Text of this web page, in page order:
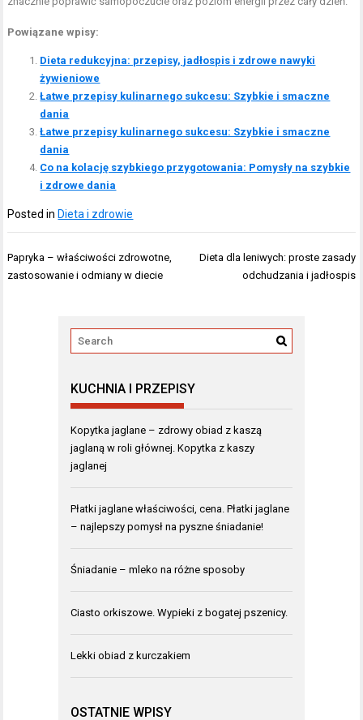
Powiązane wpisy:
Dieta redukcyjna: przepisy, jadłospis i zdrowe nawyki
żywieniowe
Łatwe przepisy kulinarnego sukcesu: Szybkie i smaczne
dania
Łatwe przepisy kulinarnego sukcesu: Szybkie i smaczne
dania
Co na kolację szybkiego przygotowania: Pomysły na szybkie
i zdrowe dania
Posted in Dieta i zdrowie
Nawigacja
wpisu
Papryka – właściwości zdrowotne,
zastosowanie i odmiany w diecie
Dieta dla leniwych: proste zasady
odchudzania i jadłospis
KUCHNIA I PRZEPISY
Kopytka jaglane – zdrowy obiad z kaszą
jaglaną w roli głównej. Kopytka z kaszy
jaglanej
Płatki jaglane właściwości, cena. Płatki jaglane
– najlepszy pomysł na pyszne śniadanie!
Śniadanie – mleko na różne sposoby
Ciasto orkiszowe. Wypieki z bogatej pszenicy.
Lekki obiad z kurczakiem
OSTATNIE WPISY